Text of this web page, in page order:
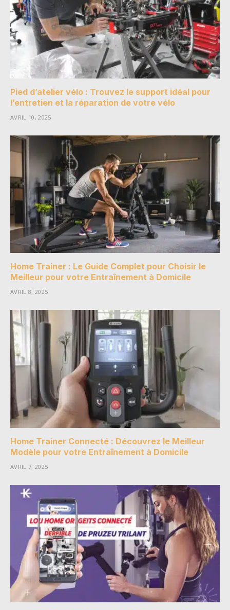
Pied d’atelier vélo : Trouvez le support idéal pour
l’entretien et la réparation de votre vélo
AVRIL 10, 2025
Home Trainer : Le Guide Complet pour Choisir le
Meilleur pour votre Entraînement à Domicile
AVRIL 8, 2025
Home Trainer Connecté : Découvrez le Meilleur
Modèle pour votre Entraînement à Domicile
AVRIL 7, 2025